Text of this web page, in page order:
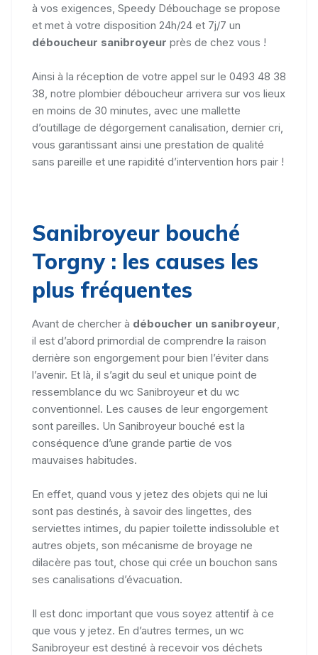
à vos exigences, Speedy Débouchage se propose
et met à votre disposition 24h/24 et 7j/7 un
déboucheur sanibroyeur près de chez vous !
Ainsi à la réception de votre appel sur le 0493 48 38
38, notre plombier déboucheur arrivera sur vos lieux
en moins de 30 minutes, avec une mallette
d’outillage de dégorgement canalisation, dernier cri,
vous garantissant ainsi une prestation de qualité
sans pareille et une rapidité d’intervention hors pair !
Sanibroyeur bouché
Torgny : les causes les
plus fréquentes
Avant de chercher à déboucher un sanibroyeur
il est d’abord primordial de comprendre la raison
derrière son engorgement pour bien l’éviter dans
l’avenir. Et là, il s’agit du seul et unique point de
ressemblance du wc Sanibroyeur et du wc
conventionnel. Les causes de leur engorgement
sont pareilles. Un Sanibroyeur bouché est la
conséquence d’une grande partie de vos
mauvaises habitudes.
En effet, quand vous y jetez des objets qui ne lui
sont pas destinés, à savoir des lingettes, des
serviettes intimes, du papier toilette indissoluble et
autres objets, son mécanisme de broyage ne
dilacère pas tout, chose qui crée un bouchon sans
ses canalisations d’évacuation.
Il est donc important que vous soyez attentif à ce
que vous y jetez. En d’autres termes, un wc
Sanibroyeur est destiné à recevoir vos déchets